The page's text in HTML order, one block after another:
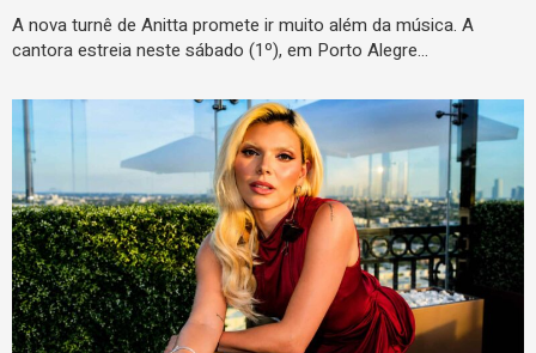
A nova turnê de Anitta promete ir muito além da música. A
cantora estreia neste sábado (1º), em Porto Alegre…